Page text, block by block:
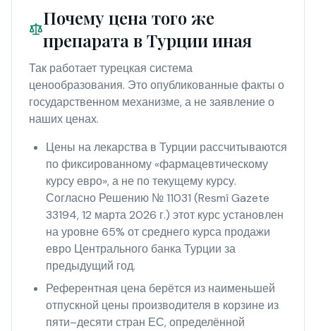
Почему цена того же
препарата в Турции иная
Так работает турецкая система
ценообразования. Это опубликованные факты о
государственном механизме, а не заявление о
наших ценах.
Цены на лекарства в Турции рассчитываются
по фиксированному «фармацевтическому
курсу евро», а не по текущему курсу.
Согласно Решению № 11031 (Resmî Gazete
33194, 12 марта 2026 г.) этот курс установлен
на уровне 65% от среднего курса продажи
евро Центрального банка Турции за
предыдущий год.
Референтная цена берётся из наименьшей
отпускной цены производителя в корзине из
пяти–десяти стран ЕС, определённой